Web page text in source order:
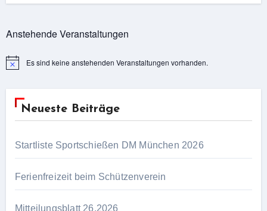
Anstehende Veranstaltungen
HinweisEs sind keine anstehenden Veranstaltungen vorhanden.
Neueste Beiträge
Startliste Sportschießen DM München 2026
Ferienfreizeit beim Schützenverein
Mitteilungsblatt 26.2026